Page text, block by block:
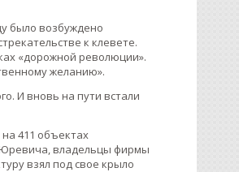
было возбуждено
к клевете.
«дорожной революции».
желанию».
И вновь на пути встали
411 объектах
Юревича, владельцы фирмы
взял под свое крыло